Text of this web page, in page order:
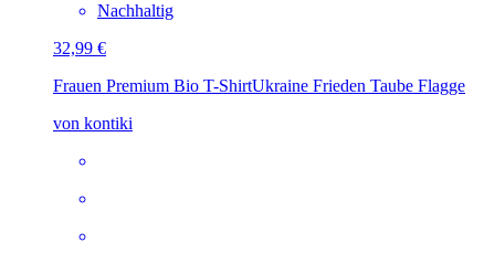
Nachhaltig
32,99 €
Frauen Premium Bio T-ShirtUkraine Frieden Taube Flagge
von kontiki